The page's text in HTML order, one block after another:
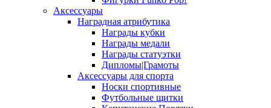
Аксессуары
Наградная атрибутика
Награды кубки
Награды медали
Награды статуэтки
Дипломы|Грамоты
Аксессуары для спорта
Носки спортивные
Футбольные щитки